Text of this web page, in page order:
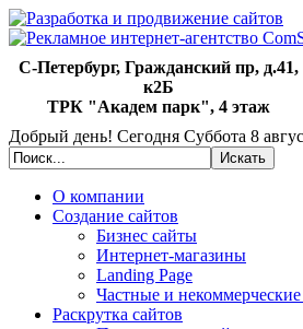
С-Петербург, Гражданский пр, д.41,
к2Б
ТРК "Академ парк", 4 этаж
Добрый день! Сегодня Суббота 8
О компании
Создание сайтов
Бизнес сайты
Интернет-магазины
Landing Page
Частные и
Раскрутка сайтов